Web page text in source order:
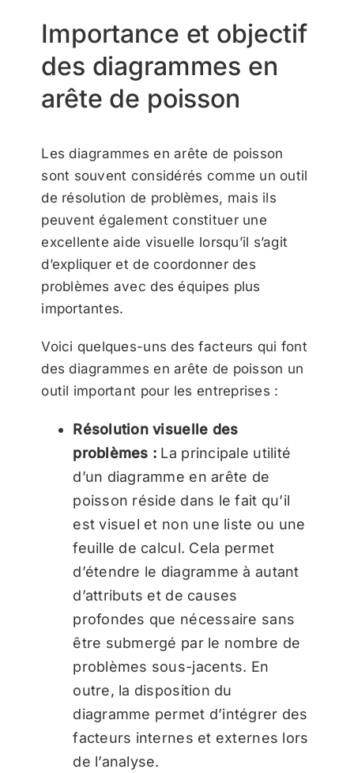
Importance et objectif
des diagrammes en
arête de poisson
Les diagrammes en arête de poisson
sont souvent considérés comme un outil
de résolution de problèmes, mais ils
peuvent également constituer une
excellente aide visuelle lorsqu’il s’agit
d’expliquer et de coordonner des
problèmes avec des équipes plus
importantes.
Voici quelques-uns des facteurs qui font
des diagrammes en arête de poisson un
outil important pour les entreprises :
Résolution visuelle des
problèmes : La principale utilité
d’un diagramme en arête de
poisson réside dans le fait qu’il
est visuel et non une liste ou une
feuille de calcul. Cela permet
d’étendre le diagramme à autant
d’attributs et de causes
profondes que nécessaire sans
être submergé par le nombre de
problèmes sous-jacents. En
outre, la disposition du
diagramme permet d’intégrer des
facteurs internes et externes lors
de l’analyse.